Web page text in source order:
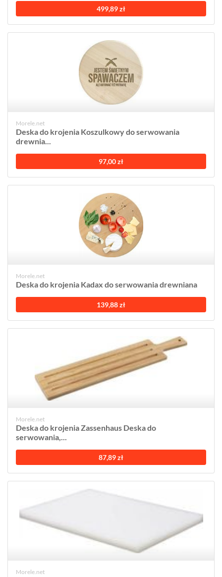
499,89 zł
Morele.net
Deska do krojenia Koszulkowy do serwowania
drewnia...
97,00 zł
Morele.net
Deska do krojenia Kadax do serwowania drewniana
139,88 zł
Morele.net
Deska do krojenia Zassenhaus Deska do
serwowania,...
87,89 zł
Morele.net